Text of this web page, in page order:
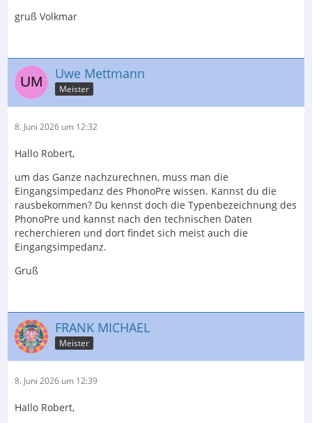
gruß Volkmar
Uwe Mettmann
Meister
8. Juni 2026 um 12:32
Hallo Robert,
um das Ganze nachzurechnen, muss man die
Eingangsimpedanz des PhonoPre wissen. Kannst du die
rausbekommen? Du kennst doch die Typenbezeichnung des
PhonoPre und kannst nach den technischen Daten
recherchieren und dort findet sich meist auch die
Eingangsimpedanz.
Gruß
FRANK MICHAEL
Meister
8. Juni 2026 um 12:39
Hallo Robert,